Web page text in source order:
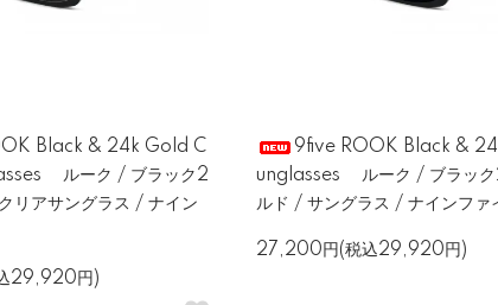
Black & 24k Gold C
ルーク / ブラック2
リアサングラス / ナイン
29,920円)
9five ROOK Black &
unglasses ルーク / ブラッ
ルド / サングラス / ナインファ
27,200円(税込29,920円)